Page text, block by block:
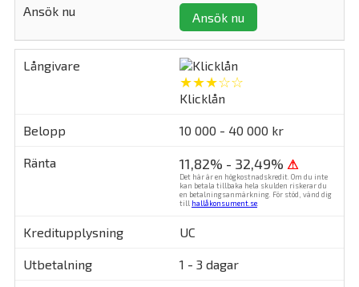
Ansök nu
★★★☆☆
Klicklån
10 000 - 40 000 kr
11,82% - 32,49% ⚠
Det här är en högkostnadskredit. Om du inte
kan betala tillbaka hela skulden riskerar du
en betalningsanmärkning. För stöd, vänd dig
till hallåkonsument.se
UC
1 - 3 dagar